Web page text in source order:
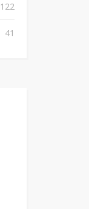
122
41